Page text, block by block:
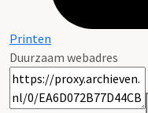
Printen
Duurzaam webadres